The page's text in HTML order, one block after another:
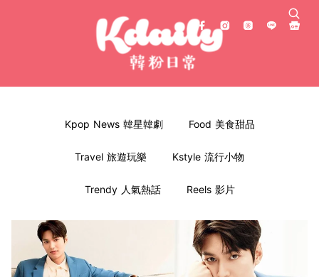
Kpop News 韓星韓劇 Food 美食甜品
Travel 旅遊玩樂 Kstyle 流行小物
Trendy 人氣熱話 Reels 影片